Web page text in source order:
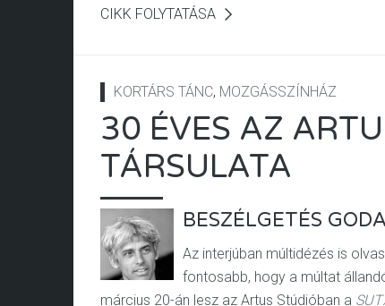
CIKK FOLYTATÁSA
KORTÁRS TÁNC, MOZGÁSSZÍNHÁZ
30 ÉVES AZ
TÁRSULATA
BESZÉLGETÉS
Az interjúban múltidézés is
fontosabb, hogy a múltat
március 20-án lesz az Artus Stúdióban a